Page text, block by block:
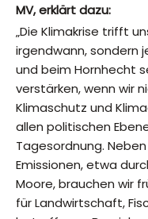
MV, erklärt dazu:
„Die Klimakrise trifft
irgendwann, sondern
und beim Hornhecht
verstärken, wenn wir
Klimaschutz und
allen politischen
Tagesordnung.
Emissionen, etwa
Moore, brauchen wir
für Landwirtschaft,